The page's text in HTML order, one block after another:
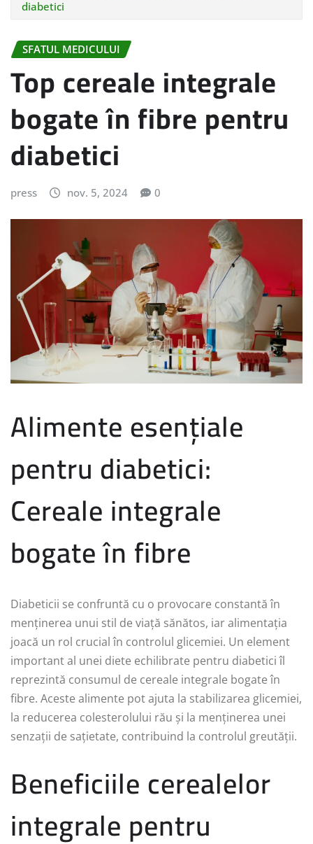
diabetici
SFATUL MEDICULUI
Top cereale integrale
bogate în fibre pentru
diabetici
press nov. 5, 2024 0
Alimente esențiale
pentru diabetici:
Cereale integrale
bogate în fibre
Diabeticii se confruntă cu o provocare constantă în
menținerea unui stil de viață sănătos, iar alimentația
joacă un rol crucial în controlul glicemiei. Un element
important al unei diete echilibrate pentru diabetici îl
reprezintă consumul de cereale integrale bogate în
fibre. Aceste alimente pot ajuta la stabilizarea glicemiei,
la reducerea colesterolului rău și la menținerea unei
senzații de sațietate, contribuind la controlul greutății.
Beneficiile cerealelor
integrale pentru